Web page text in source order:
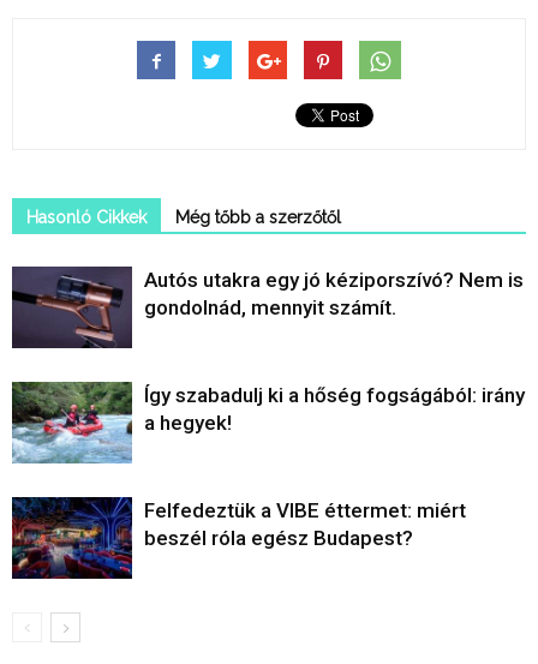
Hasonló Cikkek Még tőbb a szerzőtől
Autós utakra egy jó kéziporszívó? Nem is
gondolnád, mennyit számít.
Így szabadulj ki a hőség fogságából: irány
a hegyek!
Felfedeztük a VIBE éttermet: miért
beszél róla egész Budapest?